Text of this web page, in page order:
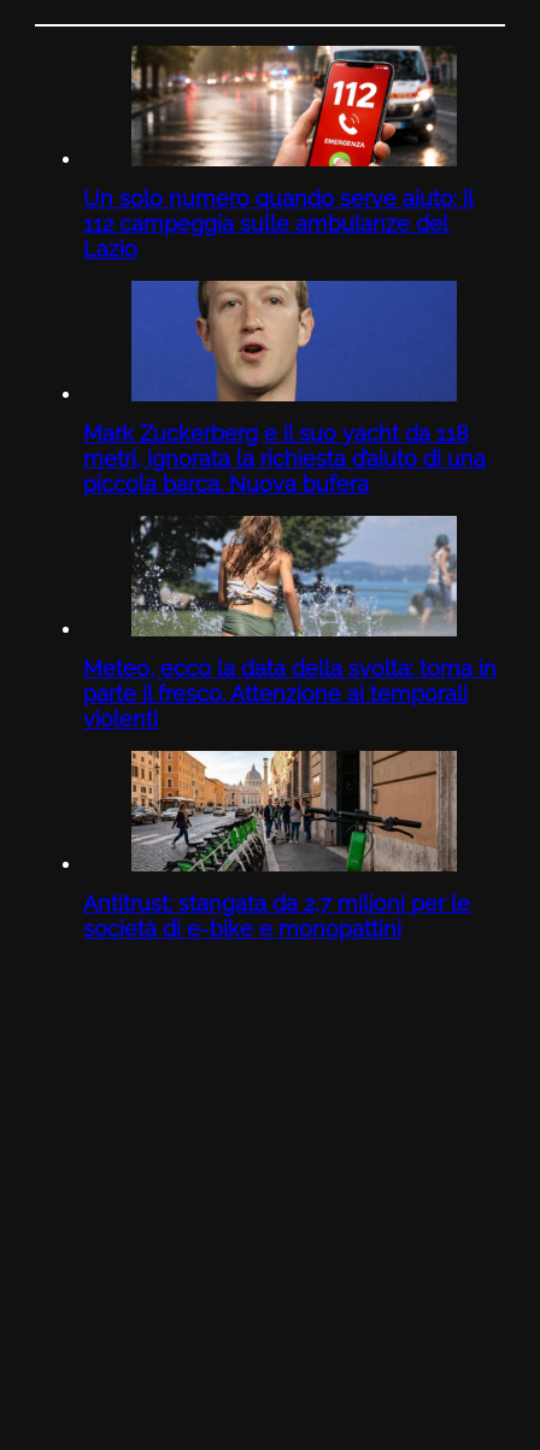
Un solo numero quando serve aiuto: il
112 campeggia sulle ambulanze del
Lazio
Mark Zuckerberg e il suo yacht da 118
metri, ignorata la richiesta d’aiuto di una
piccola barca. Nuova bufera
Meteo, ecco la data della svolta: torna in
parte il fresco. Attenzione ai temporali
violenti
Antitrust: stangata da 2,7 milioni per le
società di e-bike e monopattini